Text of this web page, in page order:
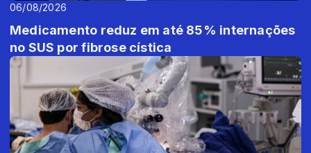
06/08/2026
Medicamento reduz em até 85% internações
no SUS por fibrose cística